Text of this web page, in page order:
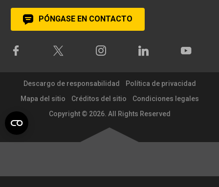
PÓNGASE EN CONTACTO
Descargo de responsabilidad
Política de privacidad
Mapa del sitio
Créditos del sitio
Condiciones legales
Copyright © 2026. All Rights Reserved